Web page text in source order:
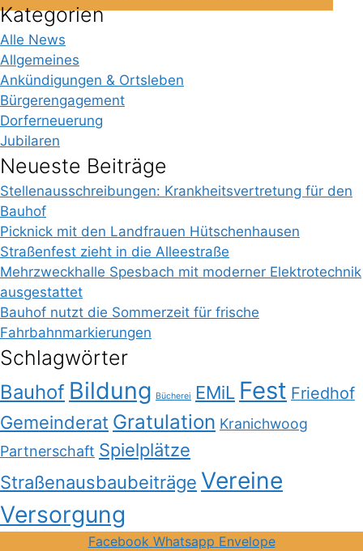
Kategorien
Alle News
Allgemeines
Ankündigungen & Ortsleben
Bürgerengagement
Dorferneuerung
Jubilaren
Neueste Beiträge
Stellenausschreibungen: Krankheitsvertretung für den
Bauhof
Picknick mit den Landfrauen Hütschenhausen
Straßenfest zieht in die Alleestraße
Mehrzweckhalle Spesbach mit moderner Elektrotechnik
ausgestattet
Bauhof nutzt die Sommerzeit für frische
Fahrbahnmarkierungen
Schlagwörter
Bauhof Bildung Bücherei EMiL Fest Friedhof
Gemeinderat Gratulation Kranichwoog
Partnerschaft Spielplätze
Straßenausbaubeiträge Vereine
Versorgung
Facebook Whatsapp Envelope